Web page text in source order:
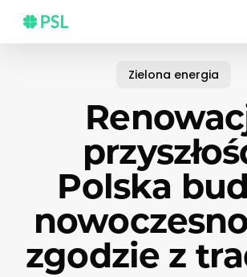
main
Zielona energia
Polska
zgodzie z